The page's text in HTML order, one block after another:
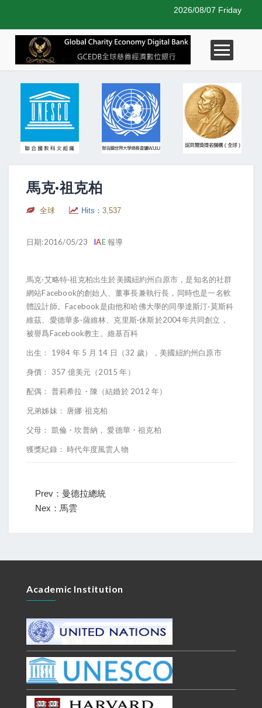
2026/08/07 Friday
馬克·祖克柏
全球 Hits： 3,537
日期:2016/05/23 IAE報導
馬克·艾略特·祖克柏出生於美國紐約州白原市，是知名的社群
網站Facebook的創始人、董事長兼執行長，同時也是一名軟
體設計師。 Facebook 是由他和哈佛大學的同學達斯汀·莫斯科
維茲、愛德華多·薩維林、克里斯·休斯於2004年共同創立，
被譽爲Facebook教主。維基百科
出生： 1984 年 5 月 14 日（ 32 歲），美國紐約州白原市
身價： 357 億美元（ 2015年）
配偶： 普莉希拉・陳（結婚於 2012年）
兄弟姊妹： 唐娜·祖克柏
父母： 凱倫・坎普納， 愛德華・祖克柏
獲獎紀錄： 時代年度風雲人物
Prev：曼德拉總統
Nex：馬雲
Academic Institution